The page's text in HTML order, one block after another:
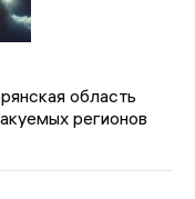
область
регионов